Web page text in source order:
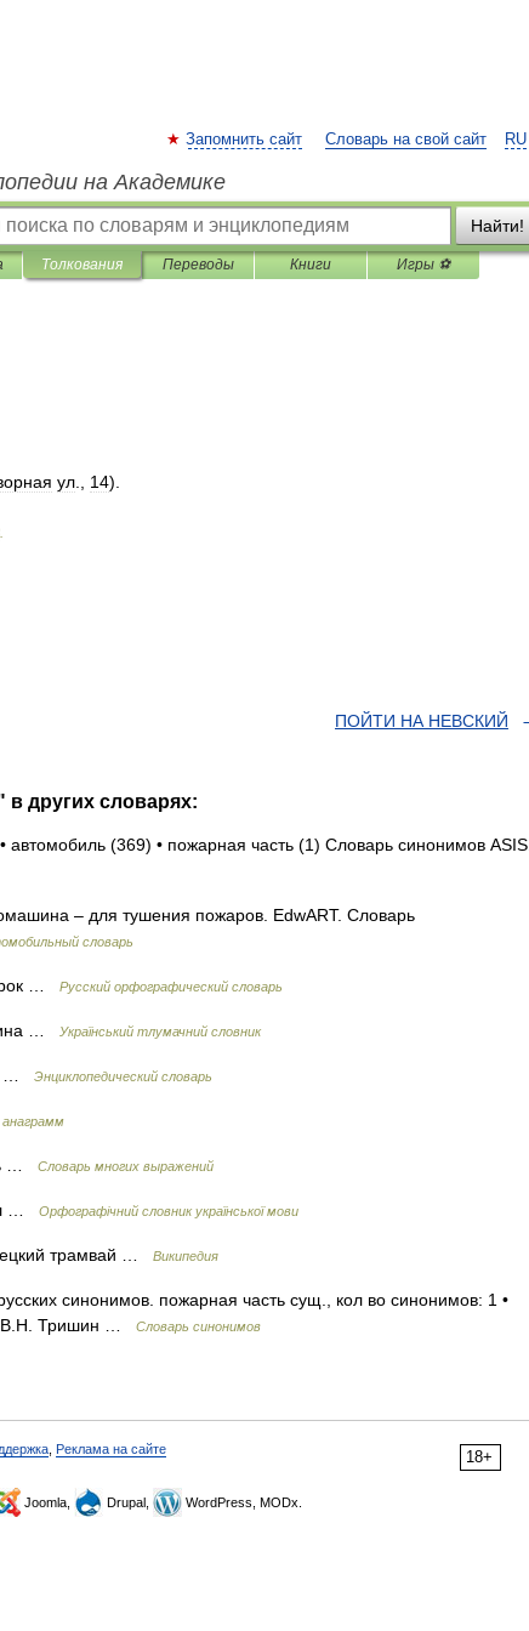
RU
Запомнить сайт Словарь на свой сайт
на Академике
Найти!
Толкования Переводы Книги Игры ⚽
ул 14).
ПОЙТИ НА НЕВСКИЙ
других словарях:
(369) • пожарная часть (1) Словарь синонимов ASIS.
– для тушения пожаров. EdwART. Словарь
словарь
… Русский орфографический словарь
… Український тлумачний словник
… Энциклопедический словарь
анаграмм
… Словарь многих выражений
… Орфографічний словник української мови
трамвай … Википедия
синонимов. пожарная часть сущ., кол во синонимов: 1 •
В.Н. Тришин …
Словарь синонимов
18+
Реклама на сайте
Joomla, Drupal, WordPress, MODx.